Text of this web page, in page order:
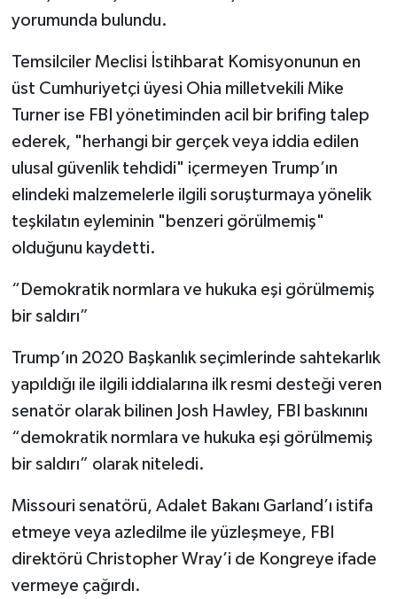
yorumunda bulundu.
Temsilciler Meclisi İstihbarat Komisyonunun en
üst Cumhuriyetçi üyesi Ohia milletvekili Mike
Turner ise FBI yönetiminden acil bir brifing talep
ederek, "herhangi bir gerçek veya iddia edilen
ulusal güvenlik tehdidi" içermeyen Trump’ın
elindeki malzemelerle ilgili soruşturmaya yönelik
teşkilatın eyleminin "benzeri görülmemiş"
olduğunu kaydetti.
“Demokratik normlara ve hukuka eşi görülmemiş
bir saldırı”
Trump’ın 2020 Başkanlık seçimlerinde sahtekarlık
yapıldığı ile ilgili iddialarına ilk resmi desteği veren
senatör olarak bilinen Josh Hawley, FBI baskınını
“demokratik normlara ve hukuka eşi görülmemiş
bir saldırı” olarak niteledi.
Missouri senatörü, Adalet Bakanı Garland’ı istifa
etmeye veya azledilme ile yüzleşmeye, FBI
direktörü Christopher Wray’i de Kongreye ifade
vermeye çağırdı.